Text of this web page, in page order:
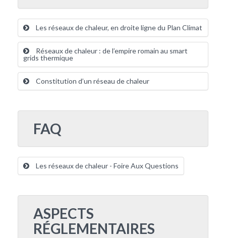
Les réseaux de chaleur, en droite ligne du Plan Climat
Réseaux de chaleur : de l’empire romain au smart
grids thermique
Constitution d’un réseau de chaleur
FAQ
Les réseaux de chaleur - Foire Aux Questions
ASPECTS
RÉGLEMENTAIRES